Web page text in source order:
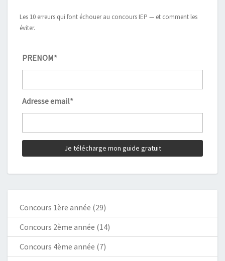
Les 10 erreurs qui font échouer au concours IEP — et comment les
éviter.
PRENOM*
Adresse email*
Concours 1ère année (29)
Concours 2ème année (14)
Concours 4ème année (7)